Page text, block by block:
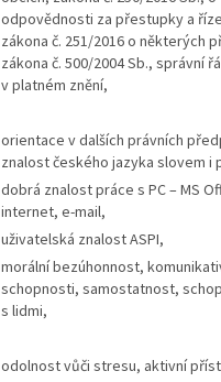
odpovědnosti za přestupky a
zákona č. 251/2016 o některých
zákona č. 500/2004 Sb., správní
v platném znění,
orientace v dalších právních
znalost českého jazyka slovem i
dobrá znalost práce s PC – MS
internet, e-mail,
uživatelská znalost ASPI,
morální bezúhonnost,
schopnosti, samostatnost,
s lidmi,
odolnost vůči stresu, aktivní